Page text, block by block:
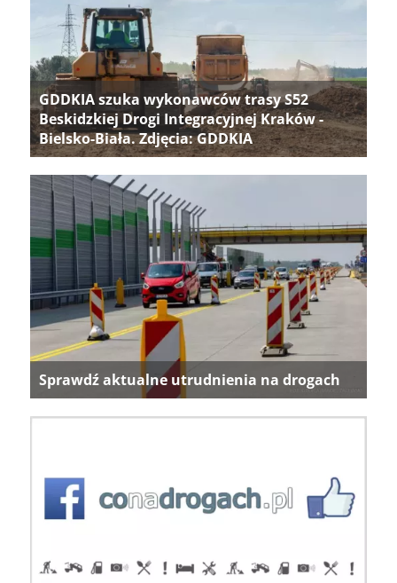
GDDKIA szuka wykonawców trasy S52
Beskidzkiej Drogi Integracyjnej Kraków -
Bielsko-Biała. Zdjęcia: GDDKIA
Sprawdź aktualne utrudnienia na drogach